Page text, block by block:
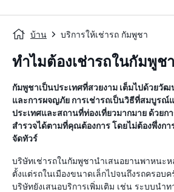
บ้าน บริการให้เช่ารถ กัมพูชา
ทำไมต้องเช่ารถในกัมพูช
กัมพูชาเป็นประเทศที่สวยงาม เต็มไปด้วยวั
และการผจญภัย การเช่ารถเป็นวิธีที่สมบูรณ์
ประเทศและสถานที่ท่องเที่ยวมากมาย ด้วยก
สำรวจได้ตามที่คุณต้องการ โดยไม่ต้องพึ่งก
จัดทัวร์
บริษัทเช่ารถในกัมพูชานำเสนอยานพาหนะห
ตั้งแต่รถในเมืองขนาดเล็กไปจนถึงรถครอบ
บริษัทยังเสนอบริการเพิ่มเติม เช่น ระบบนำท